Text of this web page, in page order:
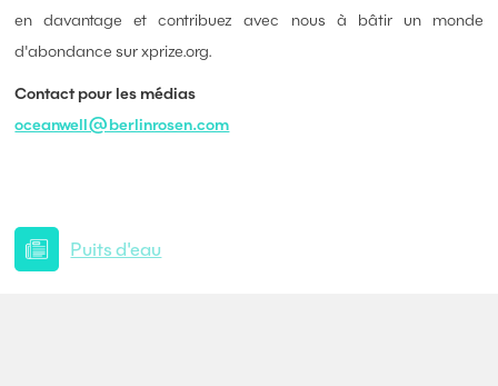
en davantage et contribuez avec nous à bâtir un monde
d'abondance sur xprize.org.
Contact pour les médias
oceanwell@berlinrosen.com
Puits d'eau